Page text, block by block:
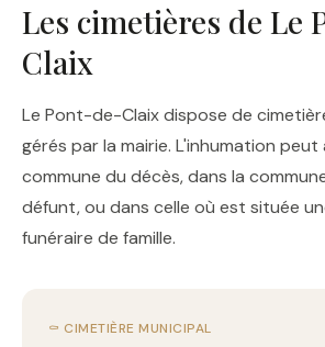
Les cimetières de Le
Claix
Le Pont-de-Claix dispose de
gérés par la mairie. L'inhumation peut
commune du décès, dans la
défunt, ou dans celle où est située
funéraire de famille.
⚰️ CIMETIÈRE MUNICIPAL